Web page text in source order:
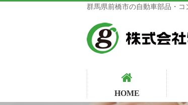
群馬県前橋市の自動車部品・
HOME